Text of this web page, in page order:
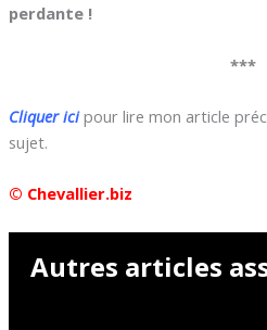
perdante !
***
Cliquer icipour lire mon article
sujet.
© Chevallier.biz
Autres articles